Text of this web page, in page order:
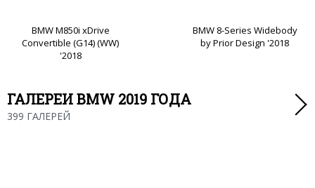
BMW M850i xDrive
Convertible (G14) (WW)
'2018
BMW 8-Series Widebody
by Prior Design '2018
ГАЛЕРЕИ BMW 2019 ГОДА
399 ГАЛЕРЕЙ